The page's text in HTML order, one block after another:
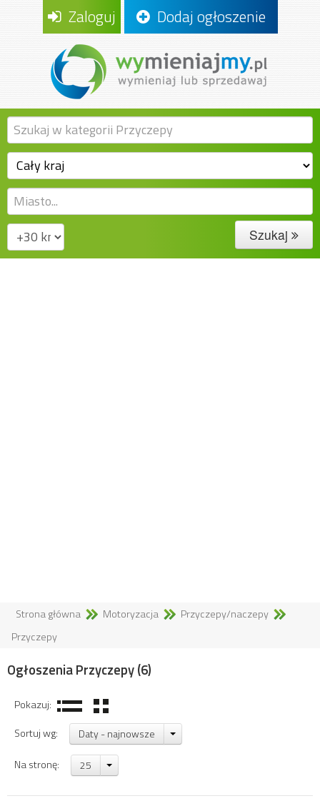
Zaloguj Dodaj ogłoszenie
Szukaj
Strona główna Motoryzacja
Przyczepy/naczepy
Przyczepy
Ogłoszenia Przyczepy(6)
Pokazuj:
Sortuj wg:
Daty - najnowsze
Na stronę: 25